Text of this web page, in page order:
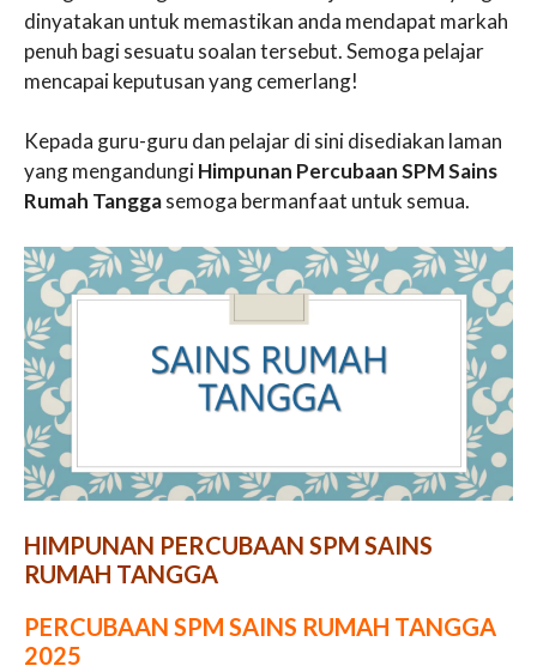
dinyatakan untuk memastikan anda mendapat markah
penuh bagi sesuatu soalan tersebut. Semoga pelajar
mencapai keputusan yang cemerlang!
Kepada guru-guru dan pelajar di sini disediakan laman
yang mengandungiHimpunan Percubaan SPM Sains
Rumah Tanggasemoga bermanfaat untuk semua.
HIMPUNAN PERCUBAAN SPM SAINS
RUMAH TANGGA
PERCUBAAN SPM SAINS RUMAH TANGGA
2025